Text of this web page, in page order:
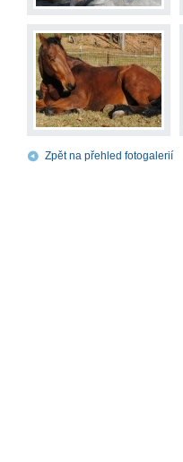
Zpět na přehled fotogalerií